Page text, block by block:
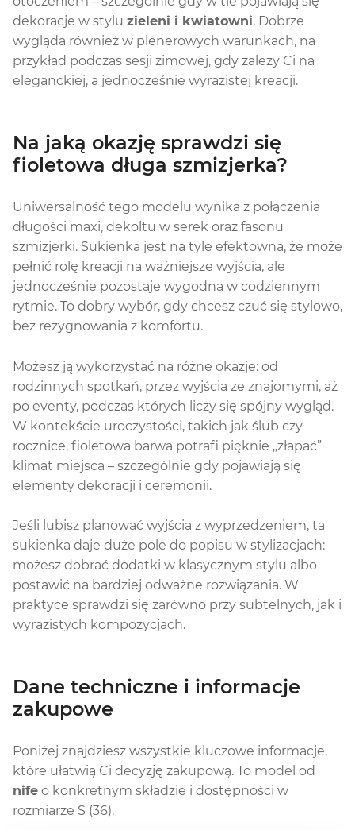
dekoracje w stylu zieleni i kwiatowni. Dobrze
wygląda również w plenerowych warunkach, na
przykład podczas sesji zimowej, gdy zależy Ci na
eleganckiej, a jednocześnie wyrazistej kreacji.
Na jaką okazję sprawdzi się
fioletowa długa szmizjerka?
Uniwersalność tego modelu wynika z połączenia
długości maxi, dekoltu w serek oraz fasonu
szmizjerki. Sukienka jest na tyle efektowna, że może
pełnić rolę kreacji na ważniejsze wyjścia, ale
jednocześnie pozostaje wygodna w codziennym
rytmie. To dobry wybór, gdy chcesz czuć się stylowo,
bez rezygnowania z komfortu.
Możesz ją wykorzystać na różne okazje: od
rodzinnych spotkań, przez wyjścia ze znajomymi, aż
po eventy, podczas których liczy się spójny wygląd.
W kontekście uroczystości, takich jak ślub czy
rocznice, fioletowa barwa potrafi pięknie „złapać”
klimat miejsca – szczególnie gdy pojawiają się
elementy dekoracji i ceremonii.
Jeśli lubisz planować wyjścia z wyprzedzeniem, ta
sukienka daje duże pole do popisu w stylizacjach:
możesz dobrać dodatki w klasycznym stylu albo
postawić na bardziej odważne rozwiązania. W
praktyce sprawdzi się zarówno przy subtelnych, jak i
wyrazistych kompozycjach.
Dane techniczne i informacje
zakupowe
Poniżej znajdziesz wszystkie kluczowe informacje,
które ułatwią Ci decyzję zakupową. To model od
nife o konkretnym składzie i dostępności w
rozmiarze S (36).